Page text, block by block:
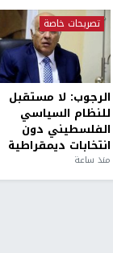
تصريحات خاصة
الرجوب: لا مستقبل
للنظام السياسي
الفلسطيني دون
انتخابات ديمقراطية
منذ ساعة